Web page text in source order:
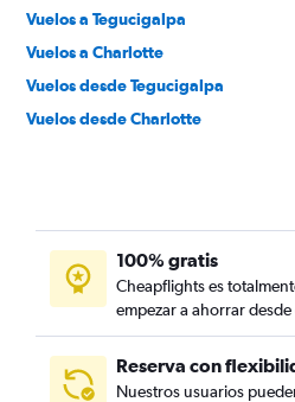
Vuelos a Tegucigalpa
Vuelos a Charlotte
Vuelos desde Tegucigalpa
Vuelos desde Charlotte
100% gratis
Cheapflights es
empezar a ahorrar
Reserva con
Nuestros usuarios